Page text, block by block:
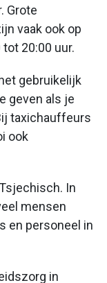
Grote
vaak ook op
20:00 uur.
gebruikelijk
geven als je
taxichauffeurs
ook
In
mensen
en personeel in
in